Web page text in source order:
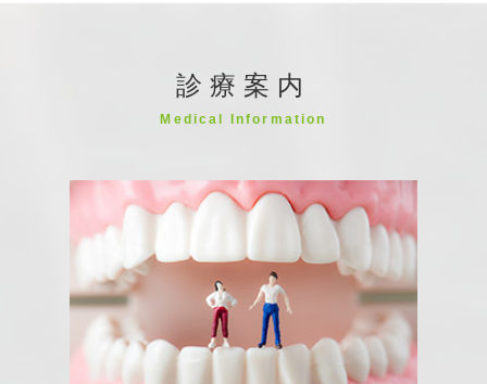
診療案内
Medical Information